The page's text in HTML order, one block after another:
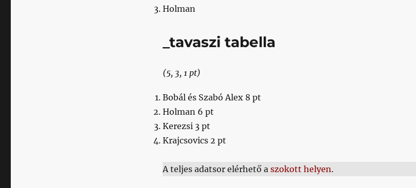
Holman
_tavaszi tabella
(5, 3, 1 pt)
Bobál és Szabó Alex 8 pt
Holman 6 pt
Kerezsi 3 pt
Krajcsovics 2 pt
A teljes adatsor elérhető a szokott helyen.